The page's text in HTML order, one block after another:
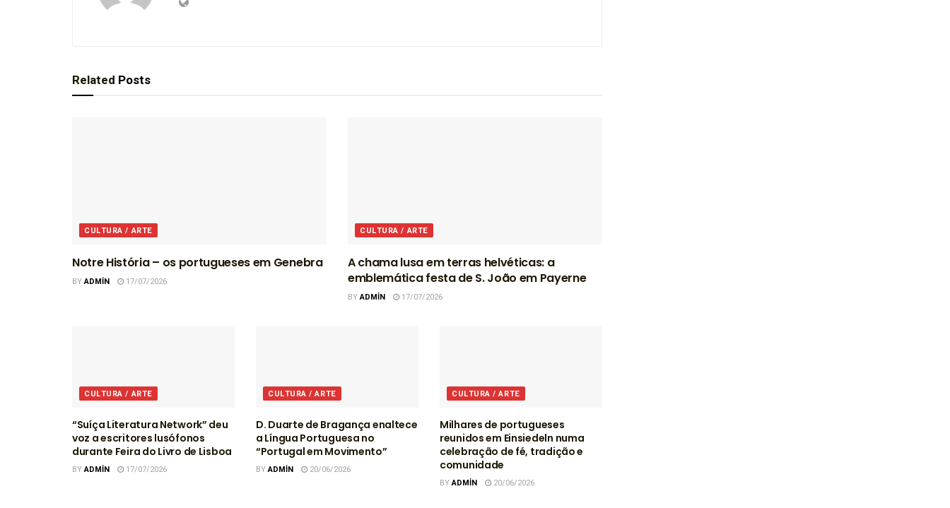
Related Posts
CULTURA / ARTE
Notre História – os portugueses em Genebra
BYADMIN 17/07/2026
CULTURA / ARTE
A chama lusa em terras helvéticas: a
emblemática festa de S. João em Payerne
BYADMIN 17/07/2026
CULTURA / ARTE
“Suíça Literatura Network” deu
voz a escritores lusófonos
durante Feira do Livro de Lisboa
BYADMIN 17/07/2026
CULTURA / ARTE
D. Duarte de Bragança enaltece
a Língua Portuguesa no
“Portugal em Movimento”
BYADMIN 20/06/2026
CULTURA / ARTE
Milhares de portugueses
reunidos em Einsiedeln numa
celebração de fé, tradição e
comunidade
BYADMIN 20/06/2026